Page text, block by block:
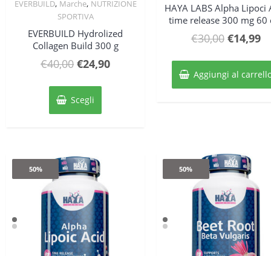
EVERBUILD, Marche, NUTRIZIONE
SPORTIVA
EVERBUILD Hydrolized
Collagen Build 300 g
€40,00 Il
originale
era:
€24,90Il
Scegli
Questo
essere
scelte
nella
pagina
del
prodotto
HAYA LABS Alpha Lipoci
time release 300 mg 60
€30,00 Il
originale
era:
€14,99Il
è:
Aggiungi al
50% 50%